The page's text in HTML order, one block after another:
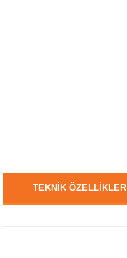
TEKNİK ÖZELLİKLER